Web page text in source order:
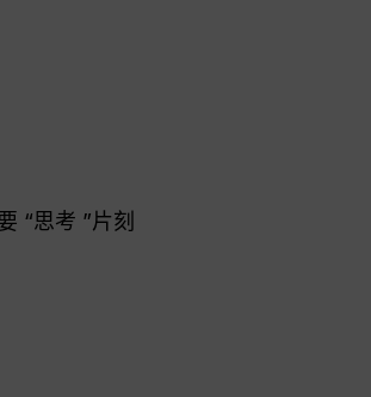
“思考 ”片刻